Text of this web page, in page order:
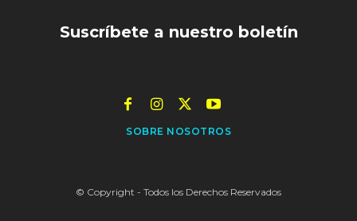
Suscríbete a nuestro boletín
SOBRE NOSOTROS
© Copyright - Todos los Derechos Reservados